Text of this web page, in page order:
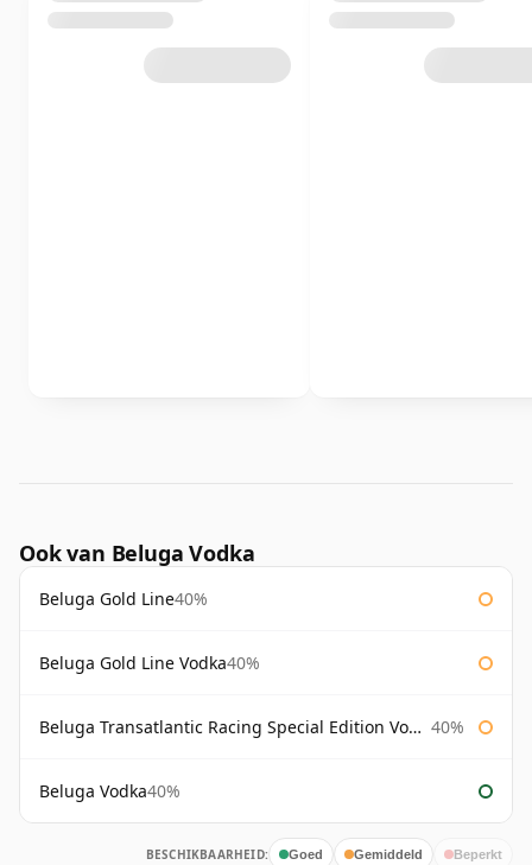
Ook van Beluga Vodka
Beluga Gold Line40%
Beluga Gold Line Vodka40%
Beluga Transatlantic Racing Special Edition Vodka 40%
Beluga Vodka40%
BESCHIKBAARHEID: Goed Gemiddeld Beperkt